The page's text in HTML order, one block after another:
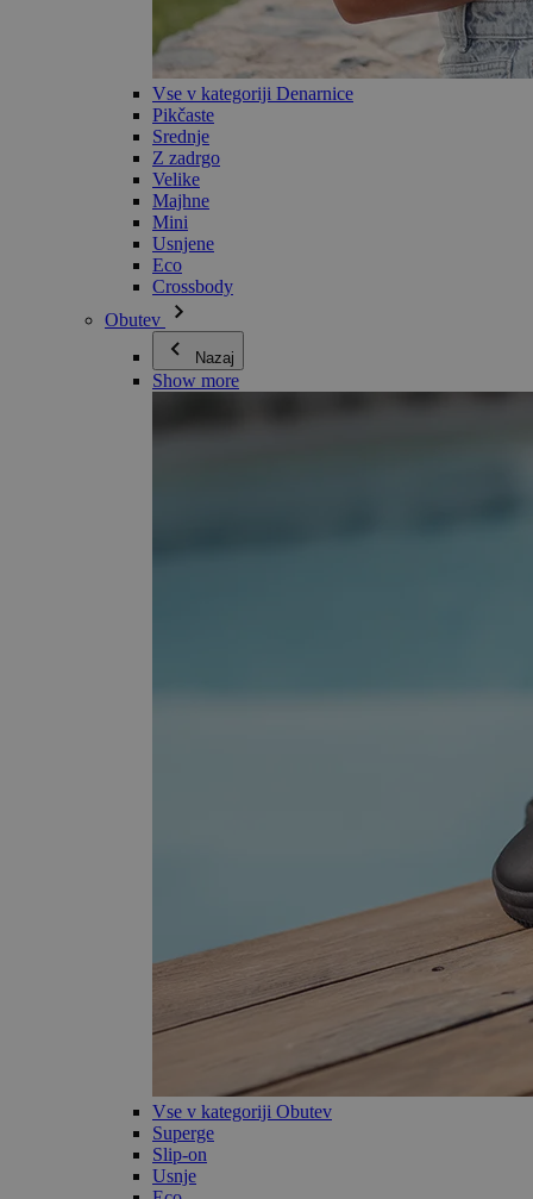
Vse v kategoriji Denarnice
Pikčaste
Srednje
Z zadrgo
Velike
Majhne
Mini
Usnjene
Eco
Crossbody
Obutev
Nazaj
Show more
Vse v kategoriji Obutev
Superge
Slip-on
Usnje